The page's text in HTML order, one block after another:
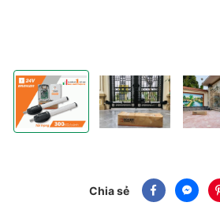
BỘ MOTOR CỔNG TAY ĐÒN ROGER
BỘ MOTOR CỔNG
BỘ
Chia sẻ